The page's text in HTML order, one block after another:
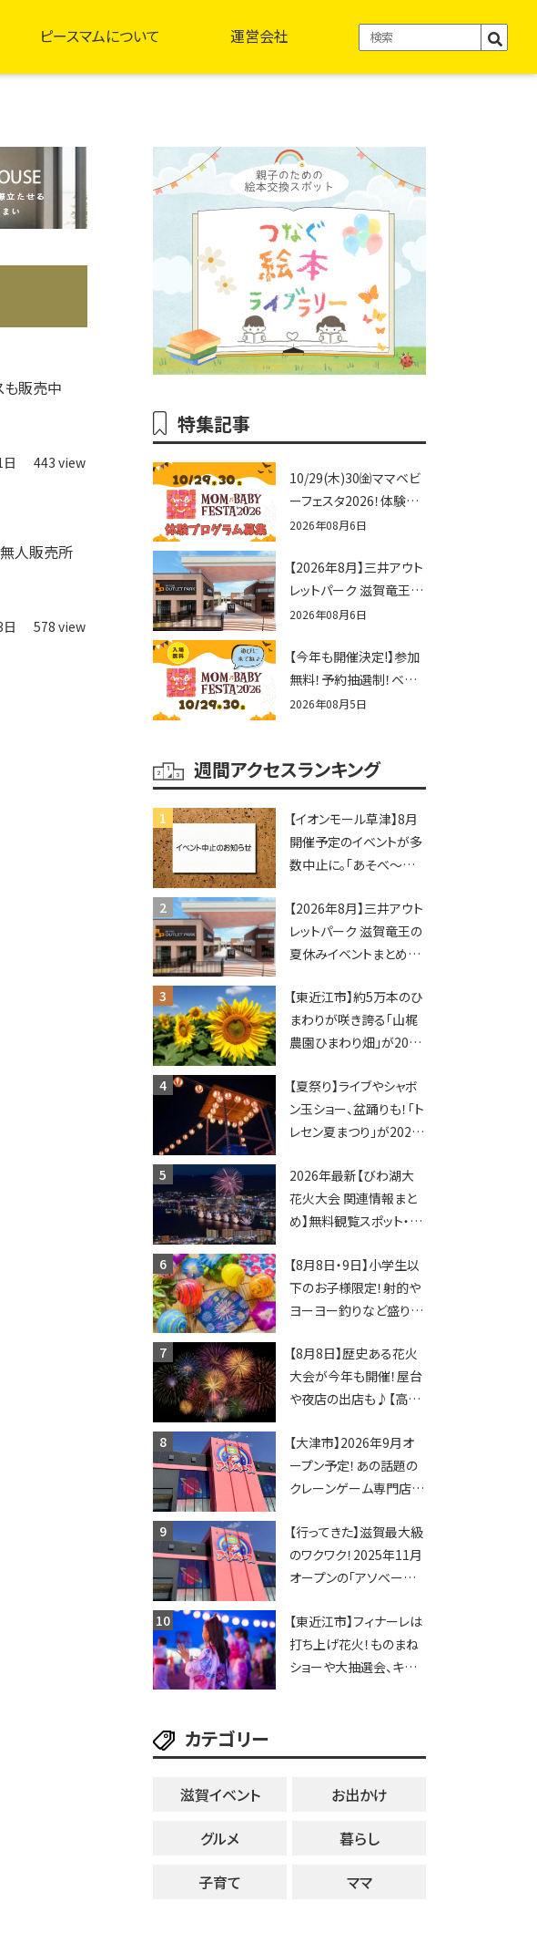
ピースマムについて 運営会社
も販売中
443 view
無人販売所
578 view
特集記事
10/29(木)30㈮ママベビ
ーフェスタ2026！体験プ
ログラム募集♪赤ちゃん
せんか？
2026年08月6日
【2026年8月】三井アウト
レットパーク 滋賀竜王の
夏休みイベントまとめ！
辛グルメ・フォトコンテス
トまで盛りだくさん！
2026年08月6日
【今年も開催決定!】参加
無料！予約抽選制！ベビ
ーファミリー必見☆入場
2026！親子で楽しもう
♪inピエリ守山
2026年08月5日
週間アクセスランキング
【イオンモール草津】8月
開催予定のイベントが多
数中止に。「あそべ〜る
ショーなど
【2026年8月】三井アウト
レットパーク 滋賀竜王の
夏休みイベントまとめ！
辛グルメ・フォトコンテス
トまで盛りだくさん！
【東近江市】約5万本のひ
まわりが咲き誇る「山梶
農園ひまわり畑」が2026
ポットやキッチンカーも
登場！何度も入園できる
フリーパスも販売★
【夏祭り】ライブやシャボ
ン玉ショー、盆踊りも！「ト
レセン夏まつり」が2026
2026年最新【びわ湖大
花火大会 関連情報まと
め】無料観覧スポット・同
ップ・交通規制に近隣施
設の駐車場情報なども
要チェック★
【8月8日・9日】小学生以
下のお子様限定！射的や
ヨーヨー釣りなど盛りだ
ちびっこ縁日開催♪【モリ
ーブ】
【8月8日】歴史ある花火
大会が今年も開催！屋台
や夜店の出店も♪【高宮
【大津市】2026年9月オ
ープン予定！あの話題の
クレーンゲーム専門店
ってくる！豊郷店に続く滋
賀2店舗目★
【行ってきた】滋賀最大級
のワクワク！2025年11月
オープンの「アソベース
レーンゲームで青果や日
用品までゲットできる新
スポット！
【東近江市】フィナーレは
打ち上げ花火！ものまね
ショーや大抽選会、キッチ
り公園で開催！【8月8日】
カテゴリー
滋賀イベント
お出かけ
グルメ
暮らし
子育て
ママ